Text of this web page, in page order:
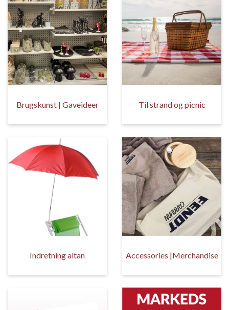
Brugskunst | Gaveideer Til strand og picnic
Indretning altan Accessories |Merchandise